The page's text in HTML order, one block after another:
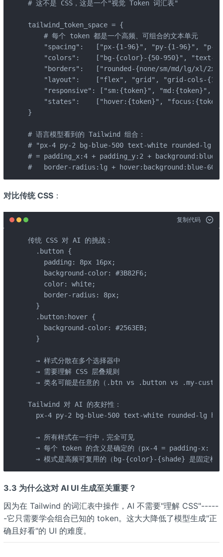
# 这不是 CSS，这是一个"视觉 Token 词汇表"
tailwind_token_space = {
    # 每个 token 都是一个高频、可组合的文本单元
"spacing":   ["px-{1-96}", "py-{1-96}", "p-
"colors":    ["bg-{color}-{50-950}", "text-
"borders":   ["rounded-{none/sm/md/lg/xl/
"layout":    ["flex", "grid", "grid-cols-
"responsive": ["sm:{token}", "md:{token}",
"states":    ["hover:{token}",
}
# 语言模型看到的 Tailwind 组合：
# "px-4 py-2 bg-blue-500 text-white rounded-lg
# = padding_x:4 + padding_y:2 +
#   border-radius:lg + hover:background:blue-600
对比传统 CSS：
复制代码
传统 CSS 对 AI 的挑战：
  .button {
    padding: 8px 16px;
    background-color: #3B82F6;
    color: white;
    border-radius: 8px;
  }
  .button:hover {
    background-color: #2563EB;
  }
  → 样式分散在多个选择器中
  → 需要理解 CSS 层叠规则
→ 类名可能是任意的（.btn vs .button vs .my-
Tailwind 对 AI 的友好性：
px-4 py-2 bg-blue-500 text-white rounded-lg
  → 所有样式在一行中，完全可见
→ 每个 token 的含义是确定的（px-4 = padding-x:
→ 模式是高频可复用的（bg-{color}-{shade} 是固定模
3.3 为什么这对 AI UI 生成至关重要？
因为在 Tailwind 的词汇表中操作，AI 不需要"理解 CSS"-----
-它只需要学会组合已知的 token。这大大降低了模型生成"正
确且好看"的 UI 的难度。